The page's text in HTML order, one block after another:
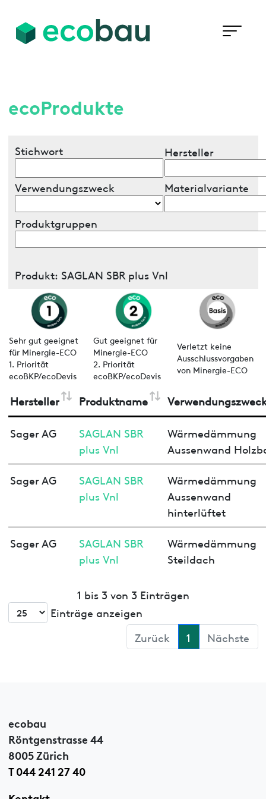
ecoProdukte
Stichwort Hersteller
Verwendungszweck Materialvariante
Produktgruppen
Produkt: SAGLAN SBR plus Vnl
Sehr gut geeignet
für Minergie-ECO
1. Priorität
ecoBKP/ecoDevis
Gut geeignet für
Minergie-ECO
2. Priorität
ecoBKP/ecoDevis
Verletzt keine
Ausschlussvorgaben
von Minergie-ECO
Hersteller Produktname
Sager AG
SAGLAN SBR
plus Vnl
Wärmedämmung
Aussenwand
Sager AG
SAGLAN SBR
plus Vnl
Wärmedämmung
Aussenwand
hinterlüftet
Sager AG
SAGLAN SBR
plus Vnl
Wärmedämmung
Steildach
1 bis 3 von 3 Einträgen
Einträge anzeigen
Zurück
1 Nächste
ecobau
Röntgenstrasse 44
8005 Zürich
T 044 241 27 40